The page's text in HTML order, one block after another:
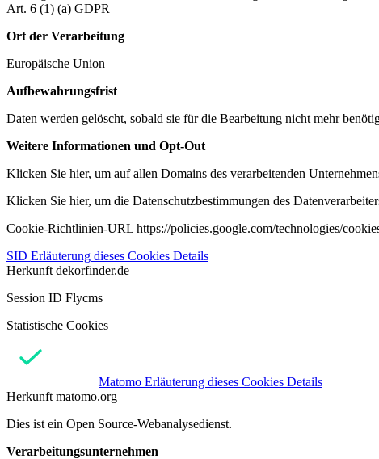
Art. 6 (1) (a) GDPR
Ort der Verarbeitung
Europäische Union
Aufbewahrungsfrist
Daten werden gelöscht, sobald sie für die Bearbeitung nicht mehr
Weitere Informationen und Opt-Out
Klicken Sie hier, um auf allen Domains des verarbeitenden
Klicken Sie hier, um die Datenschutzbestimmungen des
Cookie-Richtlinien-URL https://policies.google.com/technologies/
SID Erläuterung dieses Cookies Details
Herkunft dekorfinder.de
Session ID Flycms
Statistische Cookies
Matomo Erläuterung dieses Cookies Details
Herkunft matomo.org
Dies ist ein Open Source-Webanalysedienst.
Verarbeitungsunternehmen